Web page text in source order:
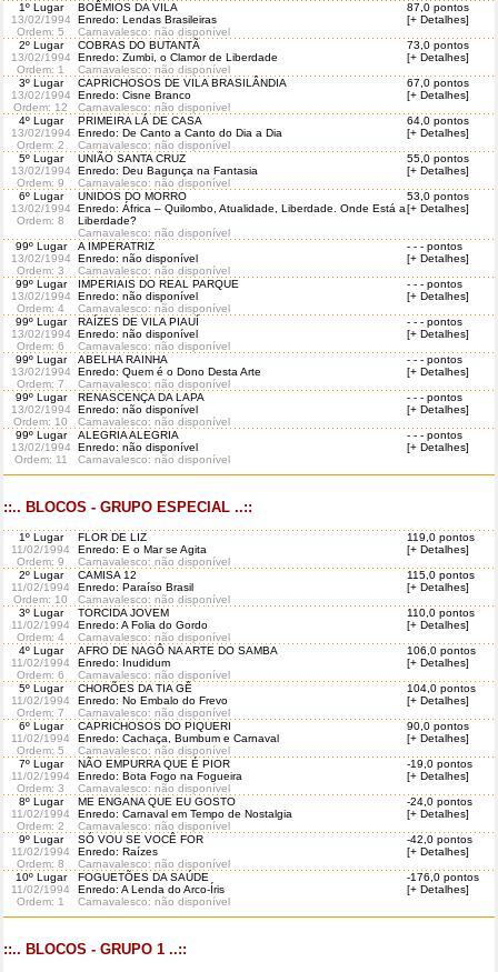
1º Lugar
13/02/1994
Ordem: 5
BOÊMIOS DA VILA
Enredo: Lendas Brasileiras
Carnavalesco: não disponível
87,0 pontos
[+ Detalhes]
2º Lugar
13/02/1994
Ordem: 1
COBRAS DO BUTANTÃ
Enredo: Zumbi, o Clamor de Liberdade
Carnavalesco: não disponível
73,0 pontos
[+ Detalhes]
3º Lugar
13/02/1994
Ordem: 12
CAPRICHOSOS DE VILA BRASILÂNDIA
Enredo: Cisne Branco
Carnavalesco: não disponível
67,0 pontos
[+ Detalhes]
4º Lugar
13/02/1994
Ordem: 2
PRIMEIRA LÁ DE CASA
Enredo: De Canto a Canto do Dia a Dia
Carnavalesco: não disponível
64,0 pontos
[+ Detalhes]
5º Lugar
13/02/1994
Ordem: 9
UNIÃO SANTA CRUZ
Enredo: Deu Bagunça na Fantasia
Carnavalesco: não disponível
55,0 pontos
[+ Detalhes]
6º Lugar
13/02/1994
Ordem: 8
UNIDOS DO MORRO
Enredo: África – Quilombo, Atualidade, Liberdade. Onde Está a
Liberdade?
Carnavalesco: não disponível
53,0 pontos
[+ Detalhes]
99º Lugar
13/02/1994
Ordem: 3
A IMPERATRIZ
Enredo: não disponível
Carnavalesco: não disponível
- - - pontos
[+ Detalhes]
99º Lugar
13/02/1994
Ordem: 4
IMPERIAIS DO REAL PARQUE
Enredo: não disponível
Carnavalesco: não disponível
- - - pontos
[+ Detalhes]
99º Lugar
13/02/1994
Ordem: 6
RAÍZES DE VILA PIAUÍ
Enredo: não disponível
Carnavalesco: não disponível
- - - pontos
[+ Detalhes]
99º Lugar
13/02/1994
Ordem: 7
ABELHA RAINHA
Enredo: Quem é o Dono Desta Arte
Carnavalesco: não disponível
- - - pontos
[+ Detalhes]
99º Lugar
13/02/1994
Ordem: 10
RENASCENÇA DA LAPA
Enredo: não disponível
Carnavalesco: não disponível
- - - pontos
[+ Detalhes]
99º Lugar
13/02/1994
Ordem: 11
ALEGRIA ALEGRIA
Enredo: não disponível
Carnavalesco: não disponível
- - - pontos
[+ Detalhes]
::.. BLOCOS - GRUPO ESPECIAL ..::
1º Lugar
11/02/1994
Ordem: 9
FLOR DE LIZ
Enredo: E o Mar se Agita
Carnavalesco: não disponível
119,0 pontos
[+ Detalhes]
2º Lugar
11/02/1994
Ordem: 10
CAMISA 12
Enredo: Paraíso Brasil
Carnavalesco: não disponível
115,0 pontos
[+ Detalhes]
3º Lugar
11/02/1994
Ordem: 4
TORCIDA JOVEM
Enredo: A Folia do Gordo
Carnavalesco: não disponível
110,0 pontos
[+ Detalhes]
4º Lugar
11/02/1994
Ordem: 6
AFRO DE NAGÔ NA ARTE DO SAMBA
Enredo: Inudidum
Carnavalesco: não disponível
106,0 pontos
[+ Detalhes]
5º Lugar
11/02/1994
Ordem: 7
CHORÕES DA TIA GÊ
Enredo: No Embalo do Frevo
Carnavalesco: não disponível
104,0 pontos
[+ Detalhes]
6º Lugar
11/02/1994
Ordem: 5
CAPRICHOSOS DO PIQUERI
Enredo: Cachaça, Bumbum e Carnaval
Carnavalesco: não disponível
90,0 pontos
[+ Detalhes]
7º Lugar
11/02/1994
Ordem: 3
NÃO EMPURRA QUE É PIOR
Enredo: Bota Fogo na Fogueira
Carnavalesco: não disponível
-19,0 pontos
[+ Detalhes]
8º Lugar
11/02/1994
Ordem: 2
ME ENGANA QUE EU GOSTO
Enredo: Carnaval em Tempo de Nostalgia
Carnavalesco: não disponível
-24,0 pontos
[+ Detalhes]
9º Lugar
11/02/1994
Ordem: 8
SÓ VOU SE VOCÊ FOR
Enredo: Raízes
Carnavalesco: não disponível
-42,0 pontos
[+ Detalhes]
10º Lugar
11/02/1994
Ordem: 1
FOGUETÕES DA SAÚDE
Enredo: A Lenda do Arco-Íris
Carnavalesco: não disponível
-176,0 pontos
[+ Detalhes]
::.. BLOCOS - GRUPO 1 ..::